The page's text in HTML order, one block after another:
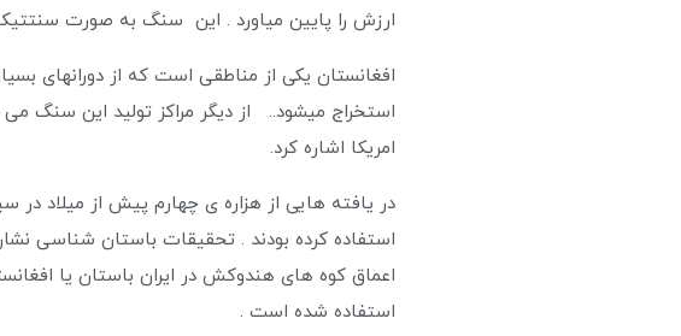
ارزش را پایین میاورد . این سنگ به صورت
افغانستان یکی از مناطقی است که از دورانهای
استخراج میشود.. از دیگر مراکز تولید این سنگ می
امریکا اشاره کرد.
در یافته هایی از هزاره ی چهارم پیش از میلاد
استفاده کرده بودند . تحقیقات باستان شناسی
اعماق کوه های هندوکش در ایران باستان یا
استفاده شده است .